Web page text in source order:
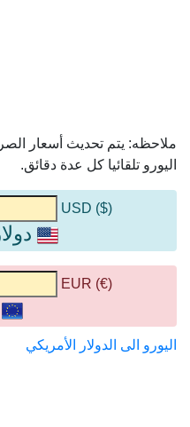
ملاحظه: يتم تحديث أسعار
اليورو تلقائيا كل عدة دقائق.
($) USD
(€) EUR
اليورو الى الدولار الأمريكي